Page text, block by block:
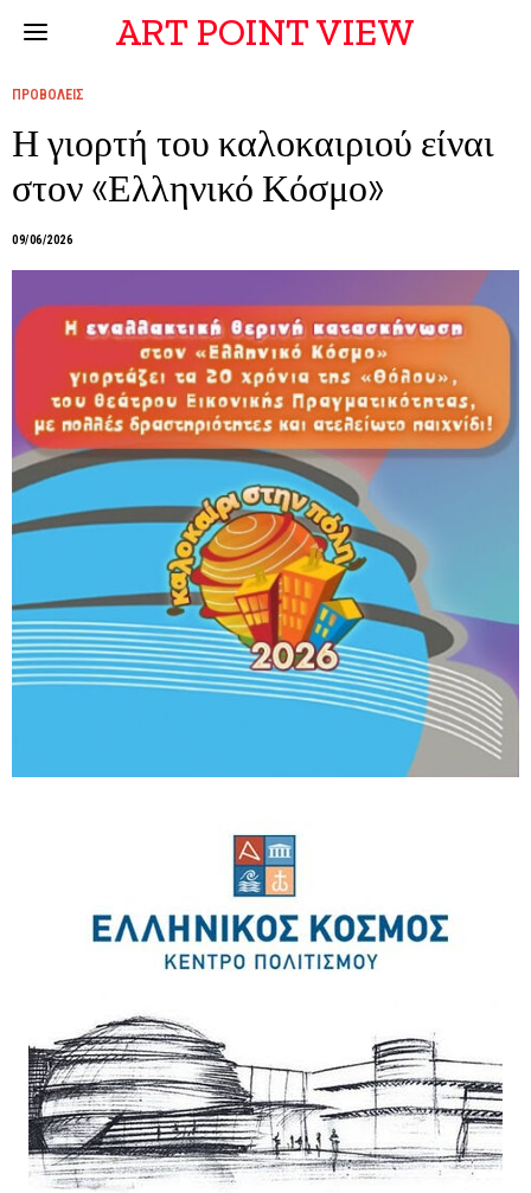
ART POINT VIEW
ΠΡΟΒΟΛΕΙΣ
Η γιορτή του καλοκαιριού είναι
στον «Ελληνικό Κόσμο»
09/06/2026